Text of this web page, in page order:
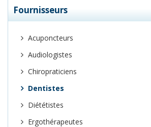
Fournisseurs
Acuponcteurs
Audiologistes
Chiropraticiens
Dentistes
Diététistes
Ergothérapeutes